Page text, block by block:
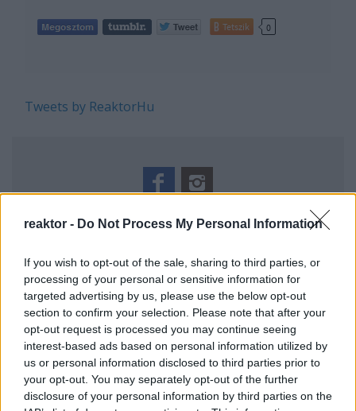
reaktor - Do Not Process My Personal Information
If you wish to opt-out of the sale, sharing to third parties, or
processing of your personal or sensitive information for
targeted advertising by us, please use the below opt-out
section to confirm your selection. Please note that after your
opt-out request is processed you may continue seeing
interest-based ads based on personal information utilized by
us or personal information disclosed to third parties prior to
your opt-out. You may separately opt-out of the further
disclosure of your personal information by third parties on the
Tetszik 0
Tweets by ReaktorHu
REAKTOR
LEGNÉPSZERŰBB
Manaus: a dzsungel szívének városa
Magyarország rejtett gyöngyszemei
Az egygyermekes politika és Kína gazdasági
kihívásai
Mik alakítják a gondolkodásod? Avagy a kognitív
torzítások